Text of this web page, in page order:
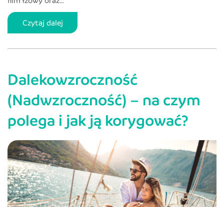
Czytaj dalejFilm
łzowy
–
jest
do
czego
go
potrzebujemy?
Dalekowzroczność
(Nadwzroczność) – na czym
polega i jak ją korygować?